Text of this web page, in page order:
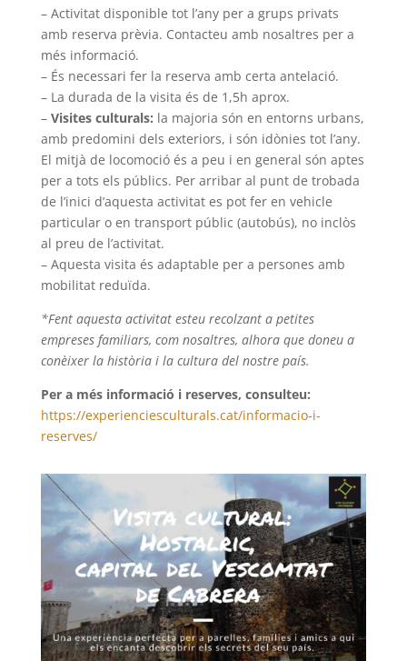
– Activitat disponible tot l’any per a grups privats
amb reserva prèvia. Contacteu amb nosaltres per a
més informació.
– És necessari fer la reserva amb certa antelació.
– La durada de la visita és de 1,5h aprox.
– Visites culturals: la majoria són en entorns urbans,
amb predomini dels exteriors, i són idònies tot l’any.
El mitjà de locomoció és a peu i en general són aptes
per a tots els públics. Per arribar al punt de trobada
de l’inici d’aquesta activitat es pot fer en vehicle
particular o en transport públic (autobús), no inclòs
al preu de l’activitat.
– Aquesta visita és adaptable per a persones amb
mobilitat reduïda.
*Fent aquesta activitat esteu recolzant a petites
empreses familiars, com nosaltres, alhora que doneu a
conèixer la història i la cultura del nostre país.
Per a més informació i reserves, consulteu:
https://experienciesculturals.cat/informacio-i-
reserves/